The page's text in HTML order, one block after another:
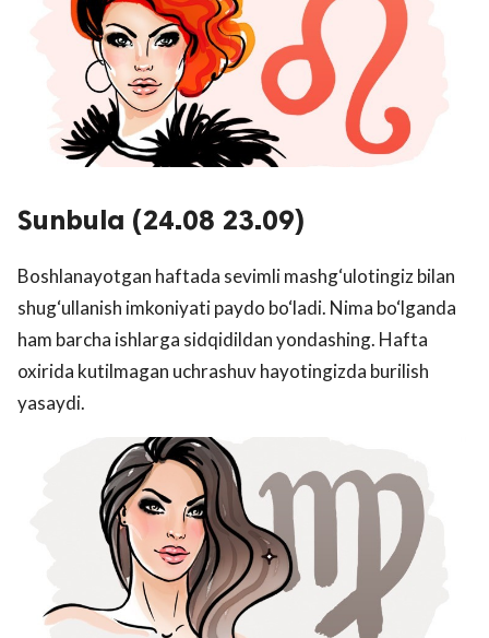
Sunbula (24.08 23.09)
Boshlanayotgan haftada sevimli mashg‘ulotingiz bilan
shug‘ullanish imkoniyati paydo bo‘ladi. Nima bo‘lganda
ham barcha ishlarga sidqidildan yondashing. Hafta
oxirida kutilmagan uchrashuv hayotingizda burilish
yasaydi.